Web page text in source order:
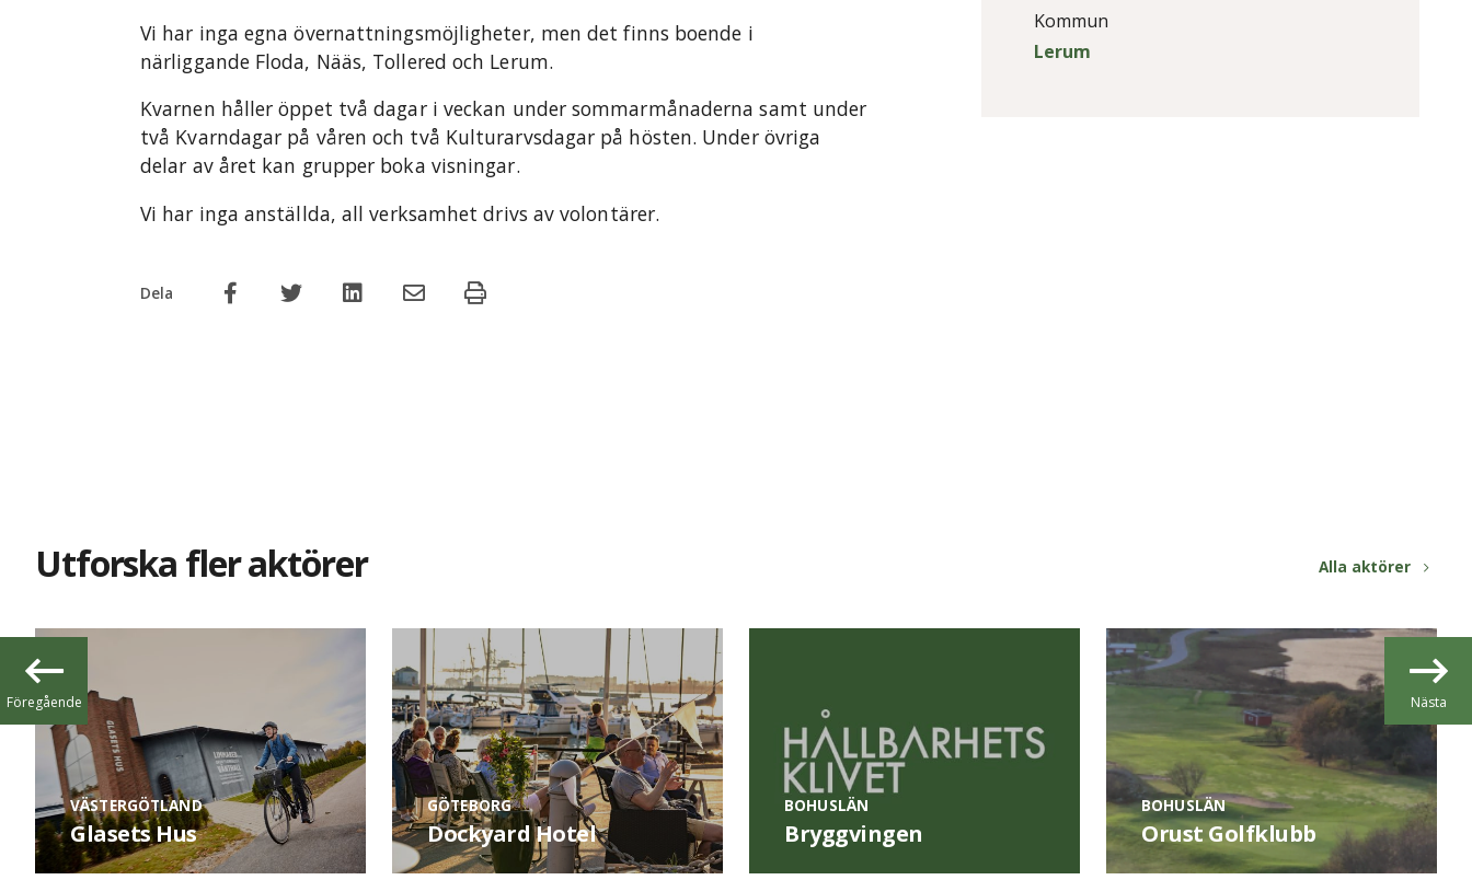
Vi har inga egna övernattningsmöjligheter, men det finns boende i
närliggande Floda, Nääs, Tollered och Lerum.
Kvarnen håller öppet två dagar i veckan under sommarmånaderna samt under
två Kvarndagar på våren och två Kulturarvsdagar på hösten. Under övriga
delar av året kan grupper boka visningar.
Vi har inga anställda, all verksamhet drivs av volontärer.
Dela
Kommun
Lerum
Nästa
Föregående
Utforska fler aktörer Alla aktörer
VÄSTERGÖTLAND
Glasets Hus
GÖTEBORG
Dockyard Hotel
BOHUSLÄN
Bryggvingen
BOHUSLÄN
Orust Golfklubb